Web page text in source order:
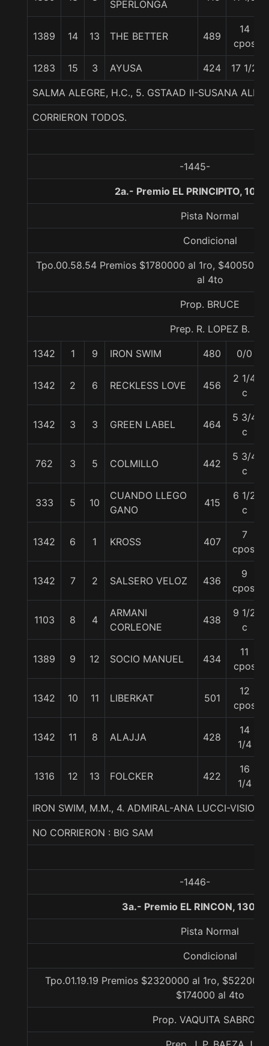
SPERLONGA
1389 14 13 THE BETTER 489
14
cpos
1283 15 3 AYUSA 424 17 1/2
SALMA ALEGRE, H.C., 5. GSTAAD II-SUSANA
CORRIERON TODOS.
-1445-
2a.- Premio EL PRINCIPITO,
Pista Normal
Condicional
Tpo.00.58.54 Premios $1780000 al 1ro, $400500
al 4to
Prop. BRUCE
Prep. R. LOPEZ B.
1342 1 9 IRON SWIM 480 0/0
1342 2 6 RECKLESS LOVE 456
2 1/4
c
1342 3 3 GREEN LABEL 464
5 3/4
c
762 3 5 COLMILLO 442
5 3/4
c
333 5 10
CUANDO LLEGO
GANO
415
6 1/2
c
1342 6 1 KROSS 407
7
cpos.
1342 7 2 SALSERO VELOZ 436
9
cpos.
1103 8 4
ARMANI
CORLEONE
438
9 1/2
c
1389 9 12 SOCIO MANUEL 434
11
cpos
1342 10 11 LIBERKAT 501
12
cpos
1342 11 8 ALAJJA 428
14
1/4
1316 12 13 FOLCKER 422
16
1/4
IRON SWIM, M.M., 4. ADMIRAL-ANA LUCCI-VISION
NO CORRIERON : BIG SAM
-1446-
3a.- Premio EL RINCON, 1300
Pista Normal
Condicional
Tpo.01.19.19 Premios $2320000 al 1ro,
$174000 al 4to
Prop. VAQUITA SABROSA